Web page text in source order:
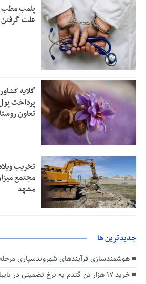
پلمب مطب
علت
گلایه
پرداخت
تعاون
تخریب
مجتمع
مشهد
جديدترين ها
هوشمندسازی فرآیندهای شهروندسپاری
خرید ۱۷ هزار تن گندم به نرخ تضمینی در تایباد خراسان رضوی تاکنون